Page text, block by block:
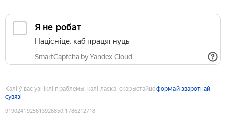
Я не робат
Націсніце, каб працягнуць
SmartCaptcha by Yandex Cloud
Калі ў вас узніклі праблемы, калі ласка, скарыстайцеформай зваротнай
сувязі
9190241925613926850:1786212718